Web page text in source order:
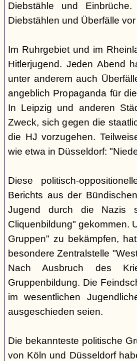
Diebstähle und
Diebstählen und Überfälle
Im Ruhrgebiet und im
Hitlerjugend. Jeden Abend
unter anderem auch
angeblich Propaganda für
In Leipzig und anderen
Zweck, sich gegen die
die HJ vorzugehen.
wie etwa in Düsseldorf:
Diese politisch-
Berichts aus der
Jugend durch die Nazis
Cliquenbildung" gekommen.
Gruppen" zu bekämpfen,
besondere Zentralstelle
Nach Ausbruch des
Gruppenbildung. Die
im wesentlichen
ausgeschieden seien.
Die bekannteste politische
von Köln und Düsseldorf